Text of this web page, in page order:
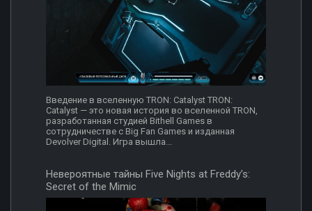
Введение в вселенную TRON: Catalyst TRON:
Catalyst — это новая история во вселенной TRON,
разработанная студией Bithell Games в
сотрудничестве с Big Fan Games и изданная
Devolver Digital. Игра вышла...
Невероятные тайны Five Nights at Freddy’s:
Secret of the Mimic